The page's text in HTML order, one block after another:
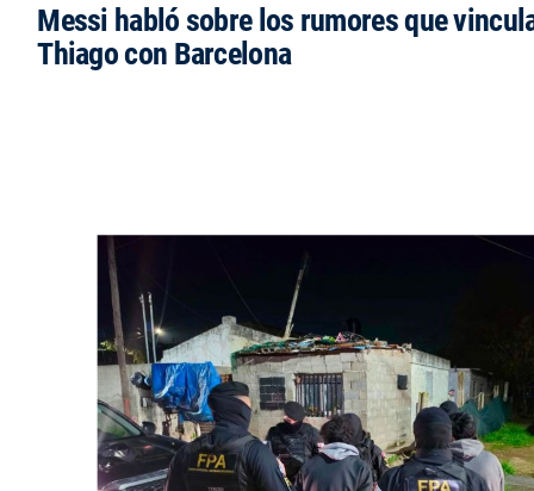
Messi habló sobre los rumores que
Thiago con Barcelona